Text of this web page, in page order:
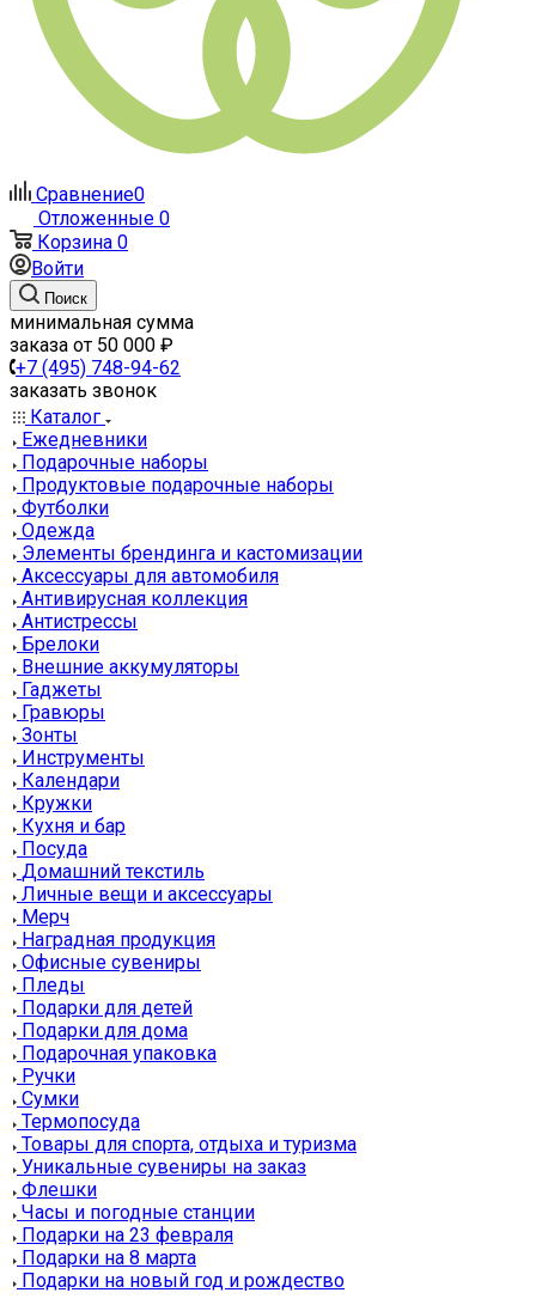
Сравнение0
Отложенные 0
Корзина 0
Войти
Поиск
минимальная сумма
заказа от 50 000 ₽
+7 (495) 748-94-62
заказать звонок
Каталог
Ежедневники
Подарочные наборы
Продуктовые подарочные наборы
Футболки
Одежда
Элементы брендинга и кастомизации
Аксессуары для автомобиля
Антивирусная коллекция
Антистрессы
Брелоки
Внешние аккумуляторы
Гаджеты
Гравюры
Зонты
Инструменты
Календари
Кружки
Кухня и бар
Посуда
Домашний текстиль
Личные вещи и аксессуары
Мерч
Наградная продукция
Офисные сувениры
Пледы
Подарки для детей
Подарки для дома
Подарочная упаковка
Ручки
Сумки
Термопосуда
Товары для спорта, отдыха и туризма
Уникальные сувениры на заказ
Флешки
Часы и погодные станции
Подарки на 23 февраля
Подарки на 8 марта
Подарки на новый год и рождество